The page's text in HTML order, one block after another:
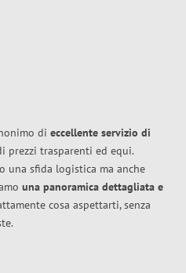
di eccellente servizio di
prezzi trasparenti ed equi.
una sfida logistica ma anche
una panoramica dettagliata e
cosa aspettarti, senza